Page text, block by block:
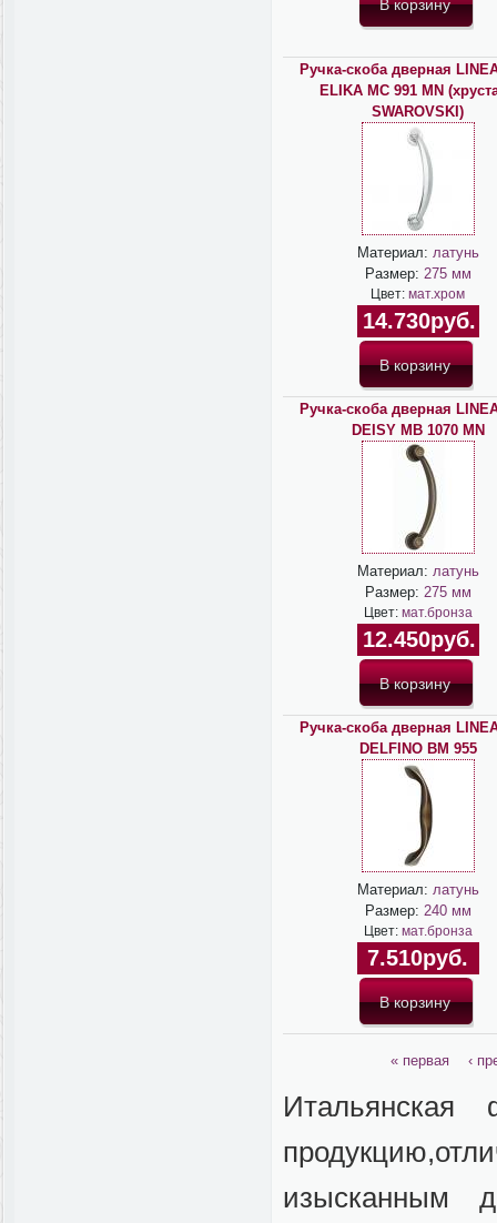
Ручка-скоба дверная
ELIKA MC 991 MN
SWAROVSKI)
Материал: латунь
Размер: 275 мм
Цвет: мат.хром
14.730руб.
Ручка-скоба дверная
DEISY MB 1070 MN
Материал: латунь
Размер: 275 мм
Цвет: мат.бронза
12.450руб.
Ручка-скоба дверная
DELFINO BM 955
Материал: латунь
Размер: 240 мм
Цвет: мат.бронза
7.510руб.
« первая ‹
изысканным